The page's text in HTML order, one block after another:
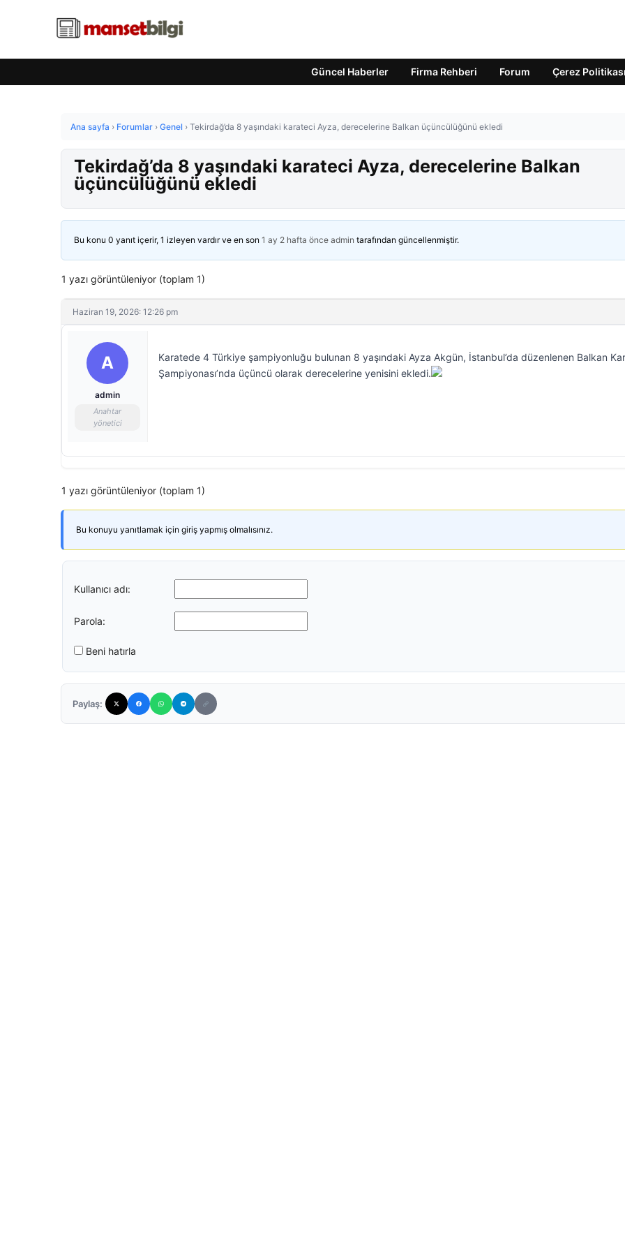
Güncel Haberler Firma Rehberi Forum Çerez Politikası
Ana sayfa › Forumlar › Genel › Tekirdağ’da 8 yaşındaki karateci Ayza, derecelerine Balkan üçüncülüğünü ekledi
Tekirdağ’da 8 yaşındaki karateci Ayza, derecelerine Balkan
üçüncülüğünü ekledi
Bu konu 0 yanıt içerir, 1 izleyen vardır ve en son 1 ay 2 hafta önce admin tarafından güncellenmiştir.
1 yazı görüntüleniyor (toplam 1)
Haziran 19, 2026: 12:26 pm
A
admin
Anahtar
yönetici
Karatede 4 Türkiye şampiyonluğu bulunan 8 yaşındaki Ayza Akgün, İstanbul’da düzenlenen Balkan
Şampiyonası’nda üçüncü olarak derecelerine yenisini ekledi.
1 yazı görüntüleniyor (toplam 1)
Bu konuyu yanıtlamak için giriş yapmış olmalısınız.
Kullanıcı adı:
Parola:
Beni hatırla
Paylaş: